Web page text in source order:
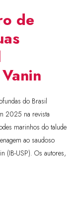
de
do Brasil
2025 na revista
marinhos do talude
ao saudoso
(IB-USP). Os autores,